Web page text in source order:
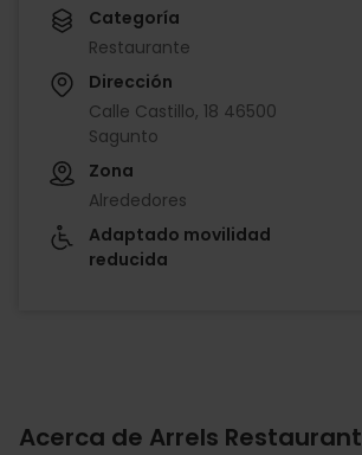
Categoría
Restaurante
Dirección
Calle Castillo, 18 46500
Sagunto
Zona
Alrededores
Adaptado movilidad
reducida
Acerca de Arrels Restaurant